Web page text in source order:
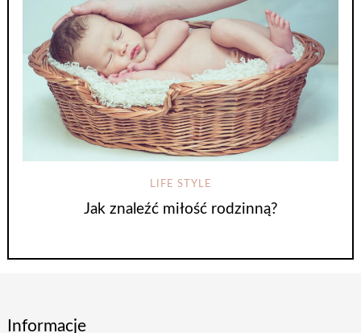
LIFE STYLE
Jak znaleźć miłość rodzinną?
Informacje